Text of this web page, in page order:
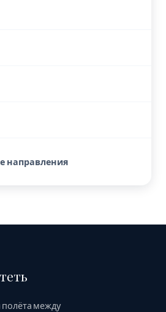
направления
между